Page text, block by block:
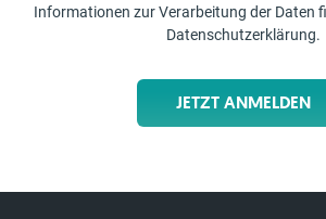
Informationen zur Verarbeitung der Daten
Datenschutzerklärung.
JETZT ANMELDEN